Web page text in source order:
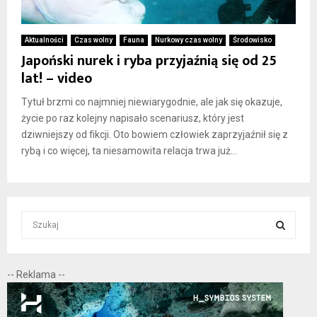
Aktualności Czas wolny Fauna Nurkowy czas wolny Środowisko
Japoński nurek i ryba przyjaźnią się od 25
lat! – video
Tytuł brzmi co najmniej niewiarygodnie, ale jak się okazuje,
życie po raz kolejny napisało scenariusz, który jest
dziwniejszy od fikcji. Oto bowiem człowiek zaprzyjaźnił się z
rybą i co więcej, ta niesamowita relacja trwa już...
c
h
f
E
A
-- Reklama --